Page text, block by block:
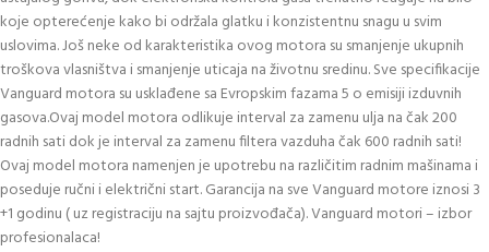
koje opterećenje kako bi održala glatku i konzistentnu snagu u svim
uslovima. Još neke od karakteristika ovog motora su smanjenje ukupnih
troškova vlasništva i smanjenje uticaja na životnu sredinu. Sve specifikacije
Vanguard motora su usklađene sa Evropskim fazama 5 o emisiji izduvnih
gasova.Ovaj model motora odlikuje interval za zamenu ulja na čak 200
radnih sati dok je interval za zamenu filtera vazduha čak 600 radnih sati!
Ovaj model motora namenjen je upotrebu na različitim radnim mašinama i
poseduje ručni i električni start. Garancija na sve Vanguard motore iznosi 3
+1 godinu ( uz registraciju na sajtu proizvođača). Vanguard motori – izbor
profesionalaca!